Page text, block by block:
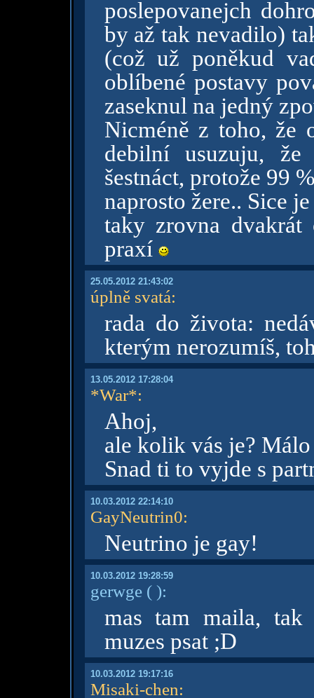
poslepovanejch
by až tak nevadilo)
(což už poněkud
oblíbené postavy
zaseknul na jedný
Nicméně z toho, že
debilní usuzuju,
šestnáct, protože 99
naprosto žere.. Sice
taky zrovna dvakrát
praxí
25.05.2012 21:43:02
úplně svatá:
rada do života:
kterým nerozumíš,
13.05.2012 17:28:04
*War*:
Ahoj,
ale kolik vás je?
Snad ti to vyjde s
10.03.2012 22:14:10
GayNeutrin0:
Neutrino je gay!
10.03.2012 19:28:59
gerwge( ):
mas tam maila,
muzes psat ;D
10.03.2012 19:17:16
Misaki-chen: